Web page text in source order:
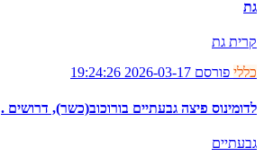
גת
קרית גת
כללי פורסם 2026-03-17 19:24:26
לדומינוס פיצה גבעתיים בורוכוב(כשר), דרושים .
גבעתיים